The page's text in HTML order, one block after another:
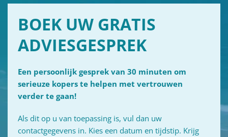
BOEK UW GRATIS
ADVIESGESPREK
Een persoonlijk gesprek van 30 minuten om
serieuze kopers te helpen met vertrouwen
verder te gaan!
Als dit op u van toepassing is, vul dan uw
contactgegevens in. Kies een datum en tijdstip. Krijg